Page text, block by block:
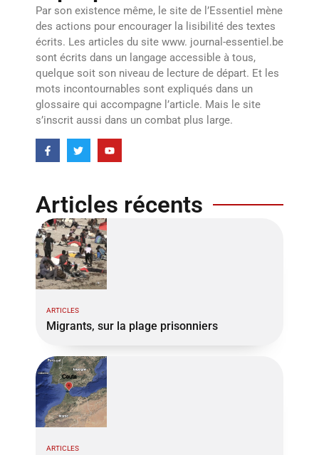
Par son existence même, le site de l’Essentiel mène
des actions pour encourager la lisibilité des textes
écrits. Les articles du site www. journal-essentiel.be
sont écrits dans un langage accessible à tous,
quelque soit son niveau de lecture de départ. Et les
mots incontournables sont expliqués dans un
glossaire qui accompagne l’article. Mais le site
s’inscrit aussi dans un combat plus large.
Articles récents
ARTICLES
Migrants, sur la plage prisonniers
ARTICLES